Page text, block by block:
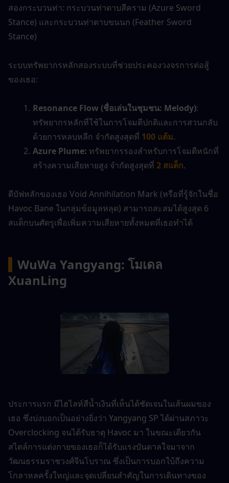
สองกระบวนท่า: กระบวนท่าดาบสีคราม (Azure Sword
Stance) และกระบวนท่าดาบขนนก (Feather Sword
Stance)
ระบบทรัพยากรหลักสองระบบที่ช่วยประคองวงจรการต่อสู้
ของเธอ:
Resonance Flow (ชื่อเล่นในชุมชน: Melody):
ทรัพยากรหลักที่ใช้ในการโจมตีปกติและการสวนกลับ
ด้วยการหลบหลีก จำกัดสูงสุดที่ 100 แต้ม.
Azure Plume: ทรัพยากรรองสำหรับการโจมตีหนักที่
สร้างความเสียหายสูง จำกัดสูงสุดที่ 2 สแต็ก.
ดีบัฟหลักของเธอ Void Annihilation Mark (หรือที่รู้จักในชื่อ
Havoc Bane ในกลุ่มข้อมูลหลุด) สามารถสะสมได้สูงสุด 6
สแต็กบนศัตรูเพื่อเพิ่มความเสียหายทั้งหมดที่เธอทำได้
WuWa Yangyang: โมเดล
XuanLing
ประการแรก มีไฮไลท์สีน้ำเงินที่เห็นได้ชัดเจนในเส้นผมของ
เธอ ซึ่งบ่งบอกเป็นอย่างยิ่งว่า Yangyang SP ได้ผ่านสภาวะ
Overclocking จนได้รับธาตุ Havoc มา ในขณะเดียวกัน
สไตล์การแต่งกายของเธอก็ได้รับแรงบันดาลใจมาจาก
วัฒนธรรมราชวงศ์จีนโบราณ ซึ่งเป็นการบอกใบ้ถึงความ
โกลาหลครั้งใหญ่และจุดเปลี่ยนสำคัญในการเดินทางของ